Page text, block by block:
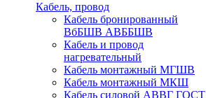
Кабель, провод
Кабель бронированный
ВбБШВ АВББШВ
Кабель и провод
нагревательный
Кабель монтажный МГШВ
Кабель монтажный МКШ
Кабель силовой АВВГ ГОСТ